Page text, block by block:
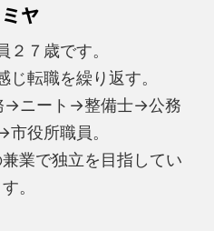
ヤ
２７歳です。
転職を繰り返す。
→ニート→整備士→公務
役所職員。
業で独立を目指してい
。